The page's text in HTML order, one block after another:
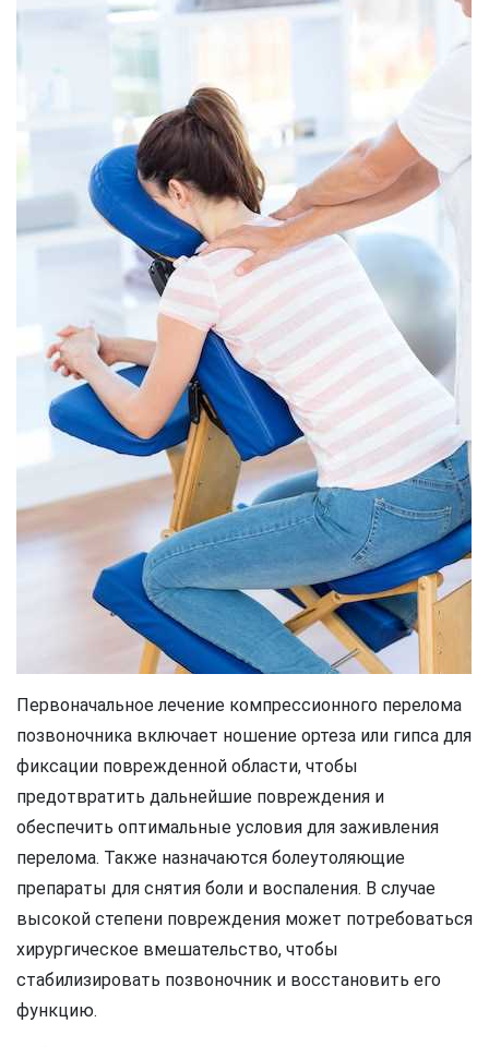
Первоначальное лечение компрессионного перелома
позвоночника включает ношение ортеза или гипса для
фиксации поврежденной области, чтобы
предотвратить дальнейшие повреждения и
обеспечить оптимальные условия для заживления
перелома. Также назначаются болеутоляющие
препараты для снятия боли и воспаления. В случае
высокой степени повреждения может потребоваться
хирургическое вмешательство, чтобы
стабилизировать позвоночник и восстановить его
функцию.